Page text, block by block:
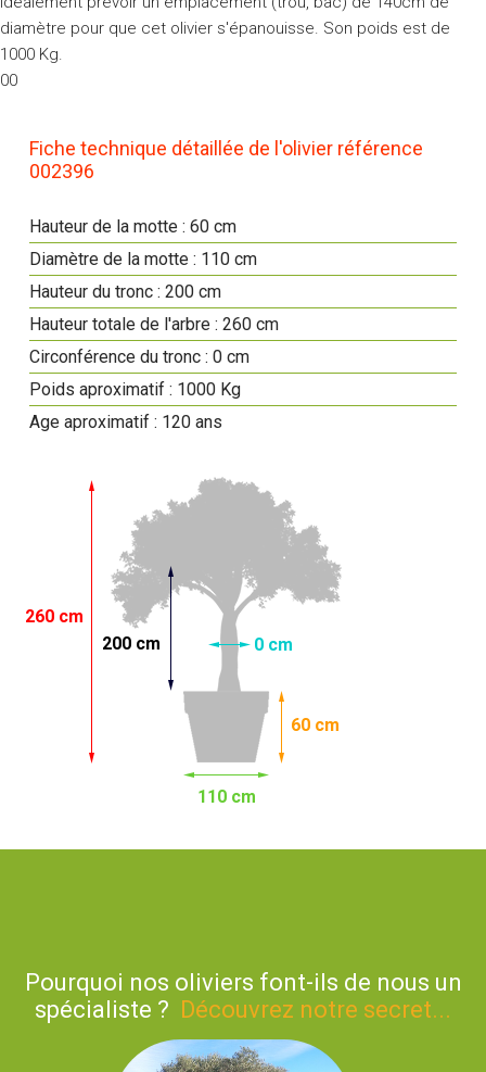
diamètre pour que cet olivier s'épanouisse. Son poids est de
1000 Kg.
00
Fiche technique détaillée de l'olivier référence
002396
Hauteur de la motte : 60 cm
Diamètre de la motte : 110 cm
Hauteur du tronc : 200 cm
Hauteur totale de l'arbre : 260 cm
Circonférence du tronc : 0 cm
Poids aproximatif : 1000 Kg
Age aproximatif : 120 ans
60 cm
110 cm
200 cm
260 cm
0 cm
Pourquoi nos oliviers font-ils de nous un
spécialiste ? Découvrez notre secret...